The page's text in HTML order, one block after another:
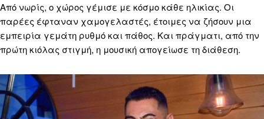
Από νωρίς, ο χώρος γέμισε με κόσμο κάθε ηλικίας. Οι
παρέες έφταναν χαμογελαστές, έτοιμες να ζήσουν μια
εμπειρία γεμάτη ρυθμό και πάθος. Και πράγματι, από την
πρώτη κιόλας στιγμή, η μουσική απογείωσε τη διάθεση.